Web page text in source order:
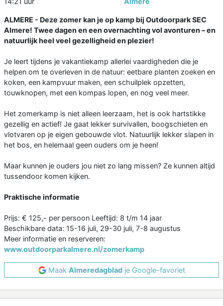
ALMERE - Deze zomer kan je op kamp bij Outdoorpark SEC
Almere! Twee dagen en een overnachting vol avonturen – en
natuurlijk heel veel gezelligheid en plezier!
Je leert tijdens je vakantiekamp allerlei vaardigheden die je
helpen om te overleven in de natuur: eetbare planten zoeken en
koken, een kampvuur maken, een schuilplek opzetten,
touwknopen, met een kompas lopen, en nog veel meer.
Het zomerkamp is niet alleen leerzaam, het is ook hartstikke
gezellig en actief! Je gaat lekker survivallen, boogschieten en
vlotvaren op je eigen gebouwde vlot. Natuurlijk lekker slapen in
het bos, en helemaal geen ouders om je heen!
Maar kunnen je ouders jou niet zo lang missen? Ze kunnen altijd
tussendoor komen kijken.
Praktische informatie
Prijs: € 125,- per persoon Leeftijd: 8 t/m 14 jaar
Beschikbare data: 15-16 juli, 29-30 juli, 7-8 augustus
Meer informatie en reserveren:
www.outdoorparkalmere.nl/zomerkamp
Maak Almeredagbladje Google-favoriet